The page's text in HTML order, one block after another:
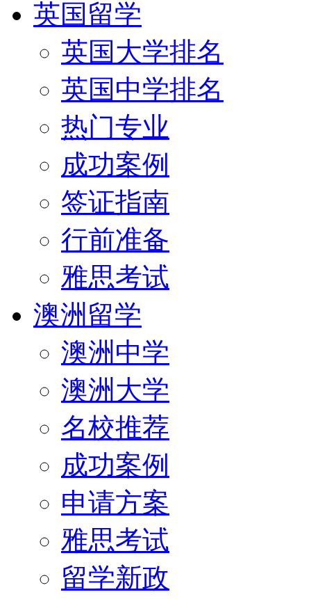
英国留学
英国大学排名
英国中学排名
热门专业
成功案例
签证指南
行前准备
雅思考试
澳洲留学
澳洲中学
澳洲大学
名校推荐
成功案例
申请方案
雅思考试
留学新政